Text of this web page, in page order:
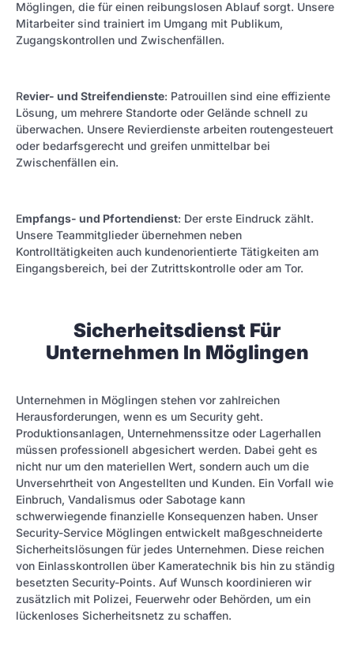
Möglingen, die für einen reibungslosen Ablauf sorgt. Unsere
Mitarbeiter sind trainiert im Umgang mit Publikum,
Zugangskontrollen und Zwischenfällen.
Revier- und Streifendienste: Patrouillen sind eine effiziente
Lösung, um mehrere Standorte oder Gelände schnell zu
überwachen. Unsere Revierdienste arbeiten routengesteuert
oder bedarfsgerecht und greifen unmittelbar bei
Zwischenfällen ein.
Empfangs- und Pfortendienst: Der erste Eindruck zählt.
Unsere Teammitglieder übernehmen neben
Kontrolltätigkeiten auch kundenorientierte Tätigkeiten am
Eingangsbereich, bei der Zutrittskontrolle oder am Tor.
Sicherheitsdienst Für
Unternehmen In Möglingen
Unternehmen in Möglingen stehen vor zahlreichen
Herausforderungen, wenn es um Security geht.
Produktionsanlagen, Unternehmenssitze oder Lagerhallen
müssen professionell abgesichert werden. Dabei geht es
nicht nur um den materiellen Wert, sondern auch um die
Unversehrtheit von Angestellten und Kunden. Ein Vorfall wie
Einbruch, Vandalismus oder Sabotage kann
schwerwiegende finanzielle Konsequenzen haben. Unser
Security-Service Möglingen entwickelt maßgeschneiderte
Sicherheitslösungen für jedes Unternehmen. Diese reichen
von Einlasskontrollen über Kameratechnik bis hin zu ständig
besetzten Security-Points. Auf Wunsch koordinieren wir
zusätzlich mit Polizei, Feuerwehr oder Behörden, um ein
lückenloses Sicherheitsnetz zu schaffen.